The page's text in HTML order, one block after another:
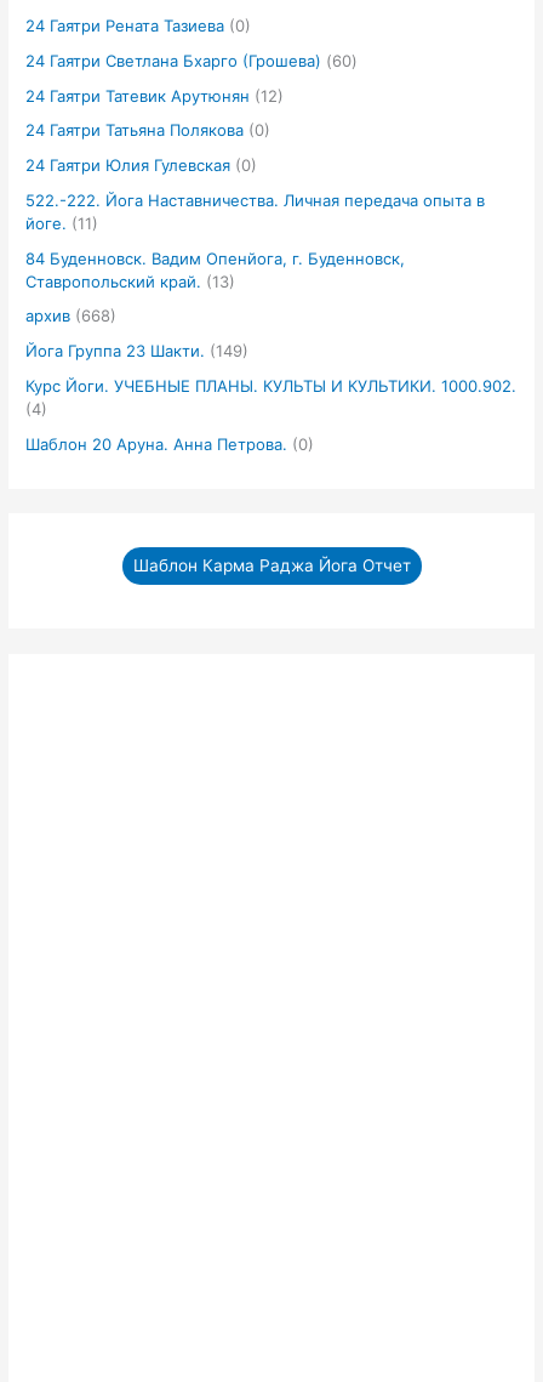
24 Гаятри Рената Тазиева (0)
24 Гаятри Светлана Бхарго (Грошева) (60)
24 Гаятри Татевик Арутюнян (12)
24 Гаятри Татьяна Полякова (0)
24 Гаятри Юлия Гулевская (0)
522.-222. Йога Наставничества. Личная передача опыта в
йоге. (11)
84 Буденновск. Вадим Опенйога, г. Буденновск,
Ставропольский край. (13)
архив (668)
Йога Группа 23 Шакти. (149)
Курс Йоги. УЧЕБНЫЕ ПЛАНЫ. КУЛЬТЫ И КУЛЬТИКИ. 1000.902.
(4)
Шаблон 20 Аруна. Анна Петрова. (0)
Шаблон Карма Раджа Йога Отчет